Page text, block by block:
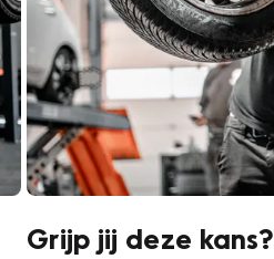
Grijp jij deze kans?